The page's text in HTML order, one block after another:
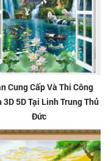
Cung Cấp Và Thi Công
3D 5D Tại Linh Trung Thủ
Đức